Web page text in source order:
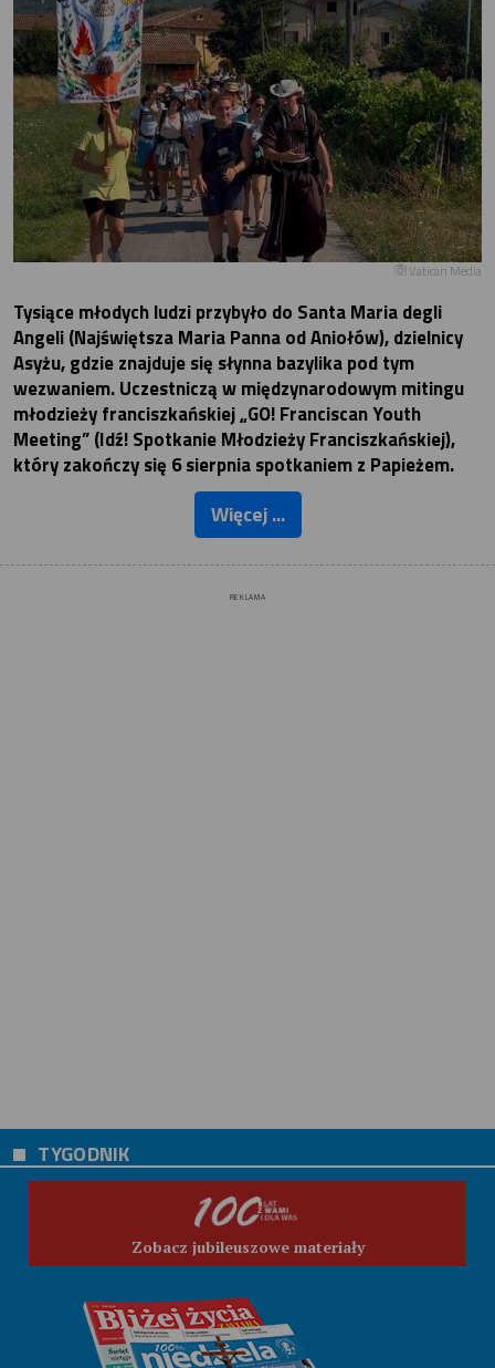
Vatican Media
Tysiące młodych ludzi przybyło do Santa Maria degli
Angeli (Najświętsza Maria Panna od Aniołów), dzielnicy
Asyżu, gdzie znajduje się słynna bazylika pod tym
wezwaniem. Uczestniczą w międzynarodowym mitingu
młodzieży franciszkańskiej „GO! Franciscan Youth
Meeting” (Idź! Spotkanie Młodzieży Franciszkańskiej),
który zakończy się 6 sierpnia spotkaniem z Papieżem.
Więcej ...
REKLAMA
TYGODNIK
Zobacz jubileuszowe materiały